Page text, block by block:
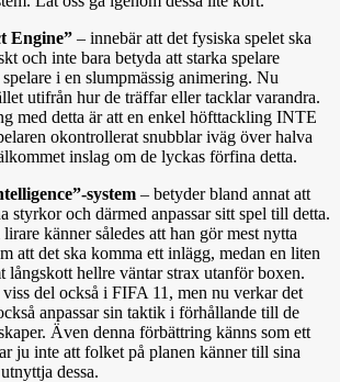
Engine” – innebär att det fysiska spelet ska
och inte bara betyda att starka spelare
i en slumpmässig animering. Nu
utifrån hur de träffar eller tacklar varandra.
med detta är att en enkel höfttackling INTE
okontrollerat snubblar iväg över halva
inslag om de lyckas förfina detta.
system – betyder bland annat att
styrkor och därmed anpassar sitt spel till detta.
känner således att han gör mest nytta
att det ska komma ett inlägg, medan en liten
långskott hellre väntar strax utanför boxen.
del också i FIFA 11, men nu verkar det
anpassar sin taktik i förhållande till de
Även denna förbättring känns som ett
ju inte att folket på planen känner till sina
dessa.